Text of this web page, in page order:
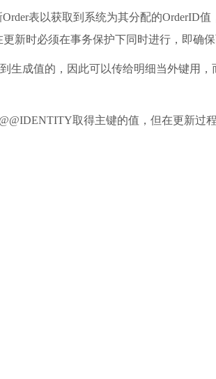
表以获取到系统为其分配的OrderID
新时必须在事务保护下同时进行，即确保
生成值的，因此可以传给明细当外键用
取得主键的值，但在更新过